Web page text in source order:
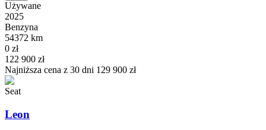
Używane
2025
Benzyna
54372 km
0 zł
122 900 zł
Najniższa cena z 30 dni 129 900 zł
Seat
Leon